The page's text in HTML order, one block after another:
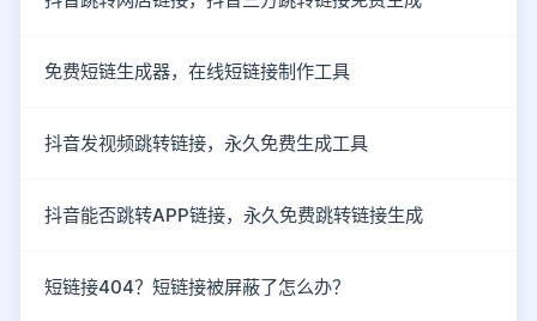
免费短链生成器，在线短链接制作工具
抖音发视频跳转链接，永久免费生成工具
抖音能否跳转APP链接，永久免费跳转链接生成
短链接404？短链接被屏蔽了怎么办？